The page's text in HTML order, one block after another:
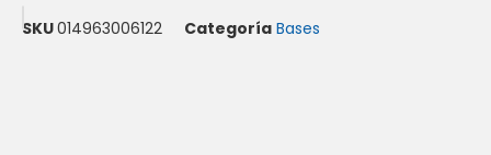
SKU014963006122 Categoría Bases